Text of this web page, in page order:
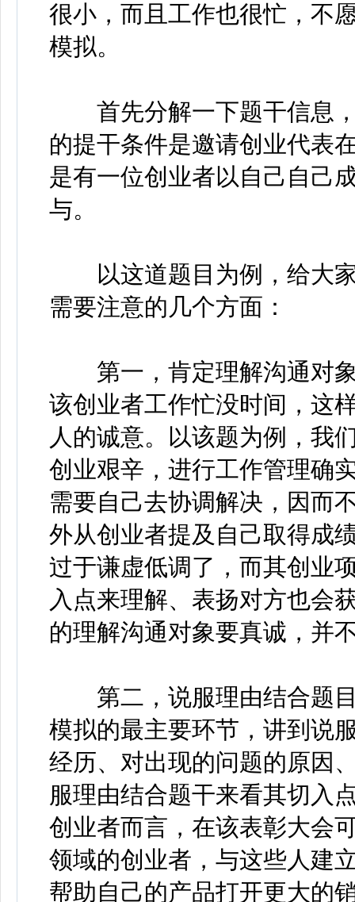
很小，而且工作也很忙，不
模拟。
首先分解一下题干信息，
的提干条件是邀请创业代表
是有一位创业者以自己自己
与。
以这道题目为例，给大家
需要注意的几个方面：
第一，肯定理解沟通对象
该创业者工作忙没时间，这
人的诚意。以该题为例，我
创业艰辛，进行工作管理确
需要自己去协调解决，因而
外从创业者提及自己取得成
过于谦虚低调了，而其创业
入点来理解、表扬对方也会
的理解沟通对象要真诚，并
第二，说服理由结合题目
模拟的最主要环节，讲到说
经历、对出现的问题的原因
服理由结合题干来看其切入
创业者而言，在该表彰大会
领域的创业者，与这些人建
帮助自己的产品打开更大的